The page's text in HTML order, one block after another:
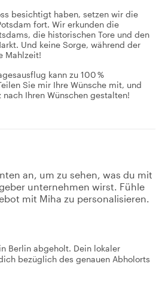
besichtigt haben, setzen wir die
fort. Wir erkunden die
die historischen Tore und den
Und keine Sorge, während der
Mahlzeit!
kann zu 100 %
Sie mir Ihre Wünsche mit, und
Ihren Wünschen gestalten!
an, um zu sehen, was du mit
unternehmen wirst. Fühle
mit Miha zu personalisieren.
Berlin abgeholt. Dein lokaler
bezüglich des genauen Abholorts